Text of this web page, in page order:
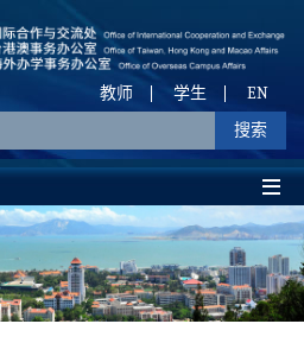
教师 学生 EN